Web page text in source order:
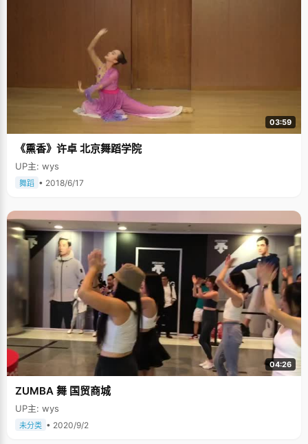
03:59
《熏香》许卓 北京舞蹈学院
UP主: wys
舞蹈 • 2018/6/17
04:26
ZUMBA 舞 国贸商城
UP主: wys
未分类 • 2020/9/2